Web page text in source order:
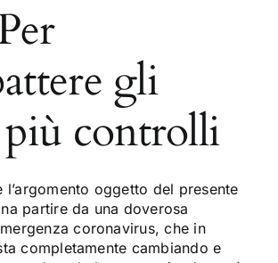
gli
più controlli
l’argomento oggetto del presente
partire da una doverosa
coronavirus, che in
completamente cambiando e